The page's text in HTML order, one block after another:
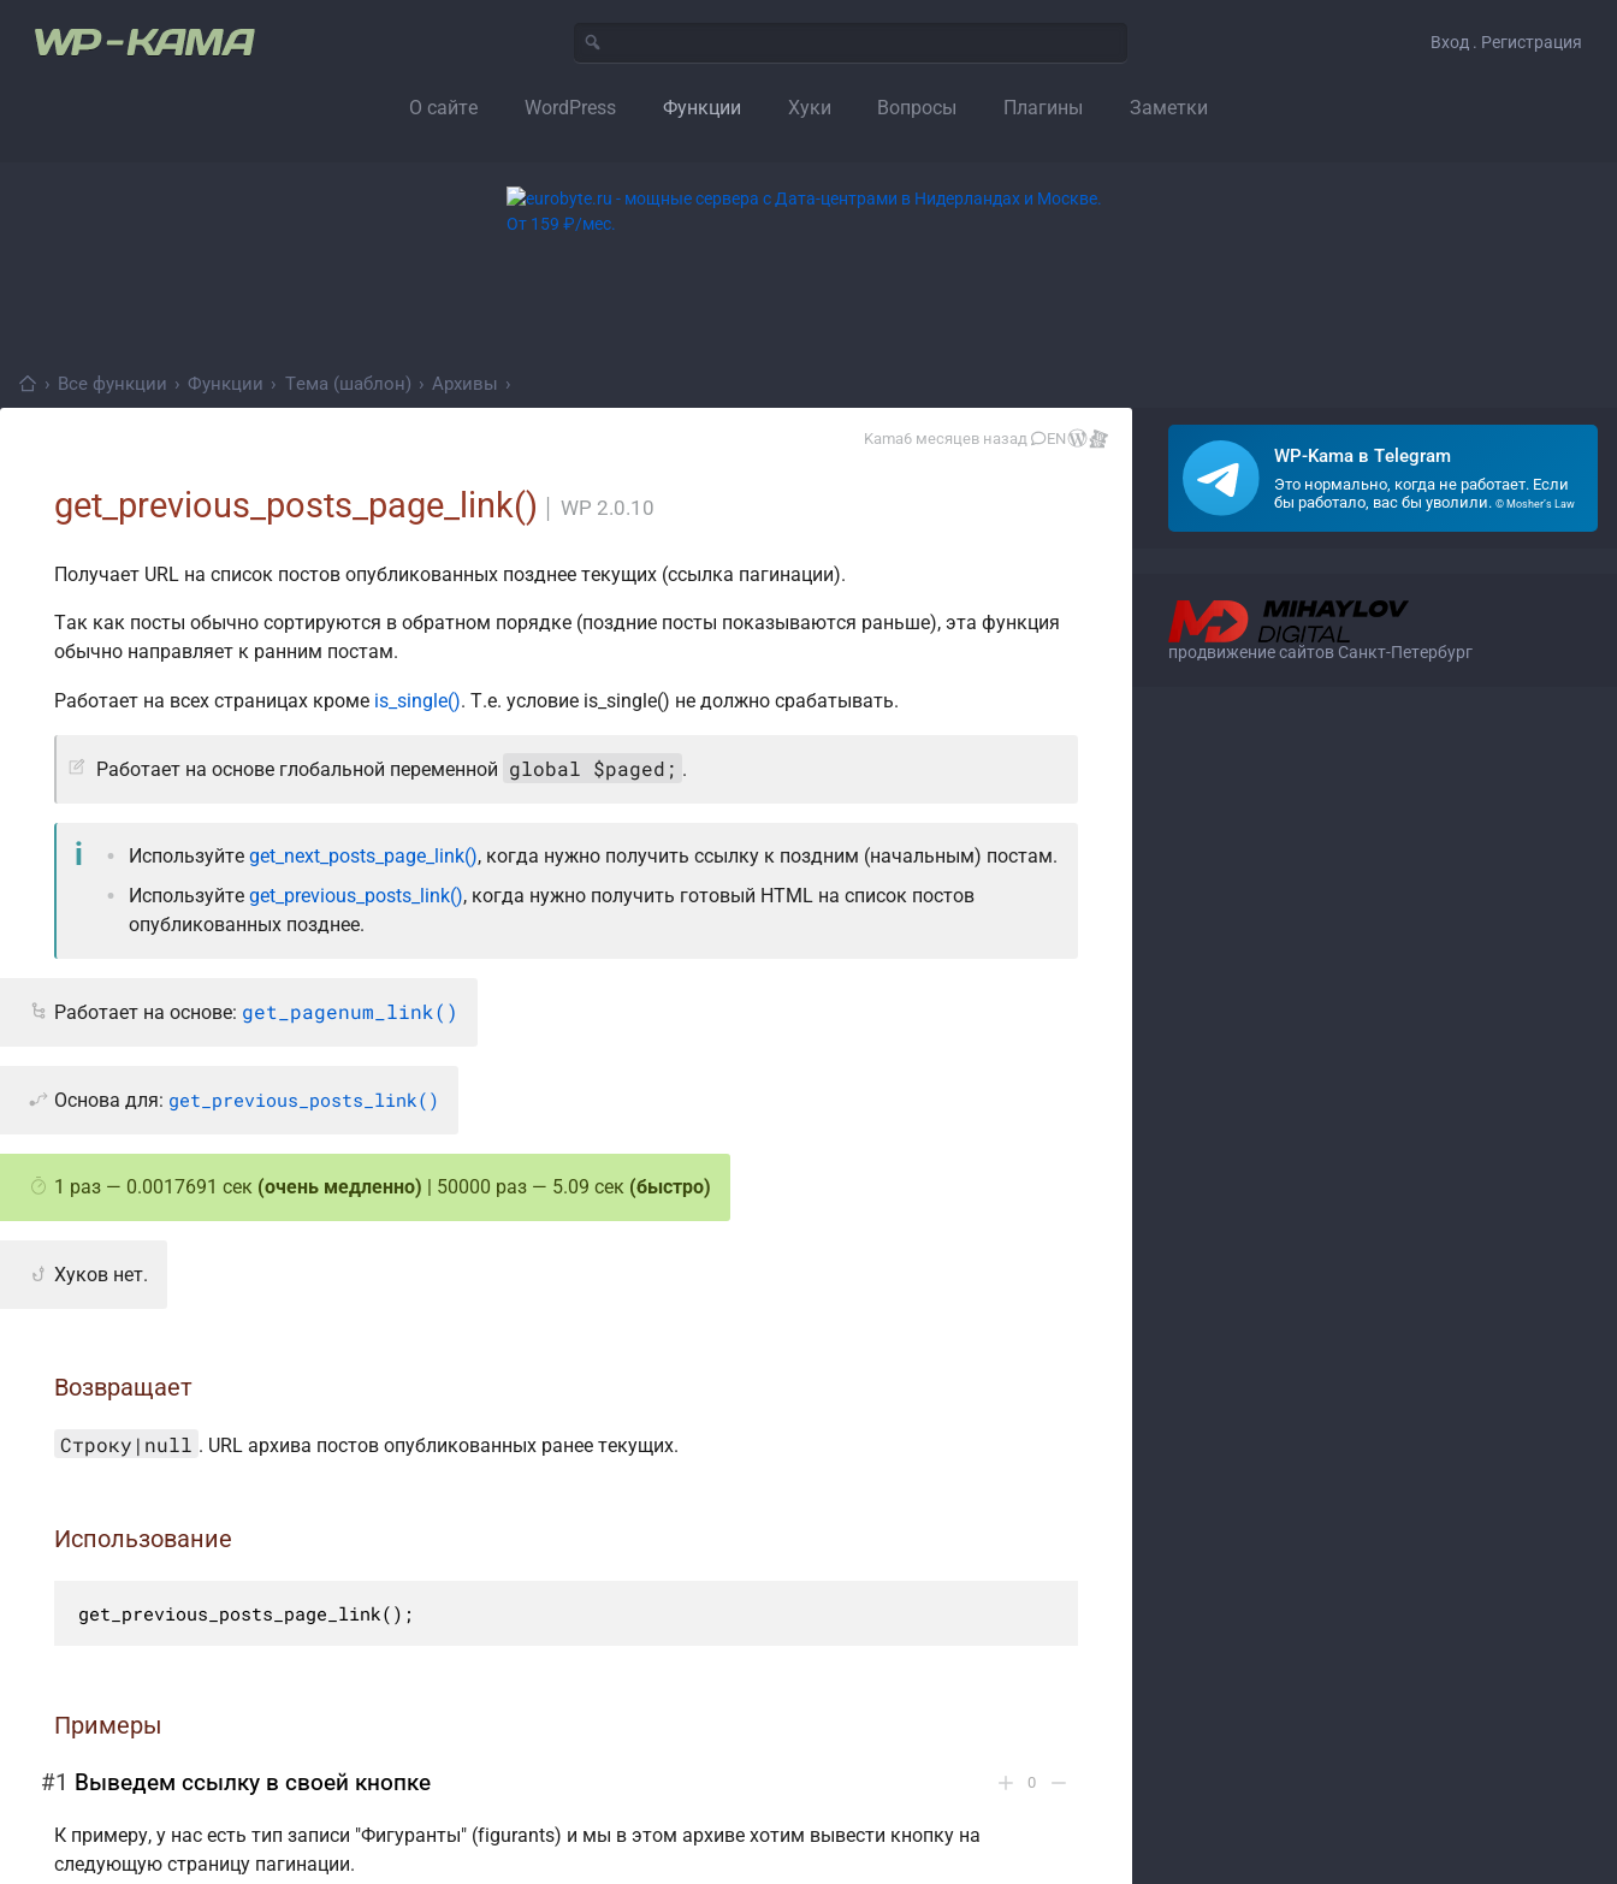
Вход . Регистрация
О сайте WordPress Функции Хуки Вопросы Плагины Заметки
› Все функции › Функции › Тема (шаблон) › Архивы ›
Kama6 месяцев назад EN
get_previous_posts_page_link() WP 2.0.10
Получает URL на список постов опубликованных позднее текущих (ссылка пагинации).
Так как посты обычно сортируются в обратном порядке (поздние посты показываются раньше), эта функция
обычно направляет к ранним постам.
Работает на всех страницах кроме is_single(). Т.е. условие is_single() не должно срабатывать.
Работает на основе глобальной переменной global $paged; .
Используйтеget_next_posts_page_link(), когда нужно получить ссылку к поздним (начальным) постам.
Используйтеget_previous_posts_link(), когда нужно получить готовый HTML на список постов
опубликованных позднее.
Работает на основе: get_pagenum_link()
Основа для: get_previous_posts_link()
1 раз — 0.0017691 сек (очень медленно) | 50000 раз — 5.09 сек (быстро)
Хуков нет.
Возвращает
Строку|null . URL архива постов опубликованных ранее текущих.
Использование
get_previous_posts_page_link();
Примеры
0
#1 Выведем ссылку в своей кнопке
К примеру, у нас есть тип записи "Фигуранты" (figurants) и мы в этом архиве хотим вывести кнопку на
следующую страницу пагинации.
WP-Kama в Telegram
Это нормально, когда не работает. Если
бы работало, вас бы уволили.© Mosher’s Law
продвижение сайтов Санкт-Петербург